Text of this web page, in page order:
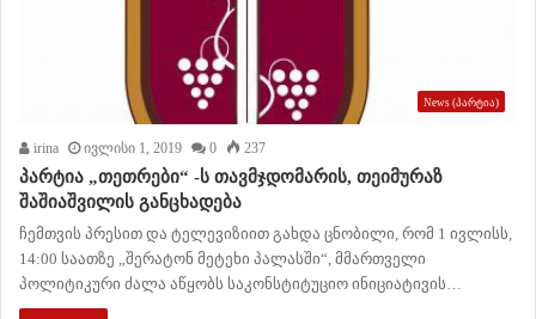
News (პარტია)
irina ივლისი 1, 2019 0 237
პარტია „თეთრები“ -ს თავმჯდომარის, თეიმურაზ
შაშიაშვილის განცხადება
ჩემთვის პრესით და ტელევიზიით გახდა ცნობილი, რომ 1 ივლისს,
14:00 საათზე „შერატონ მეტეხი პალასში“, მმართველი
პოლიტიკური ძალა აწყობს საკონსტიტუციო ინიციატივის…